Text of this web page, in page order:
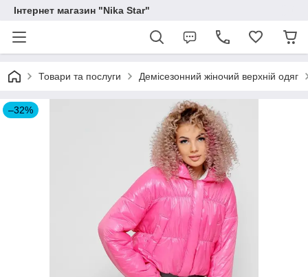
Інтернет магазин "Nika Star"
Товари та послуги Демісезонний жіночий верхній одяг
–32%